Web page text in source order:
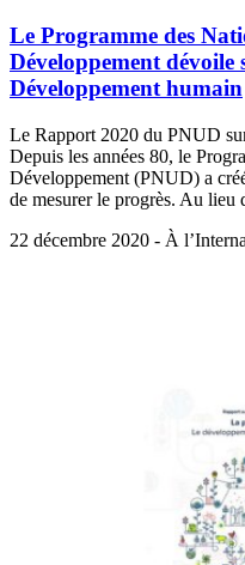
Le Programme des
Développement
Développement humain
Le Rapport 2020 du PNUD
Depuis les années 80, le
Développement (PNUD) a
de mesurer le progrès. Au
22 décembre 2020 - À